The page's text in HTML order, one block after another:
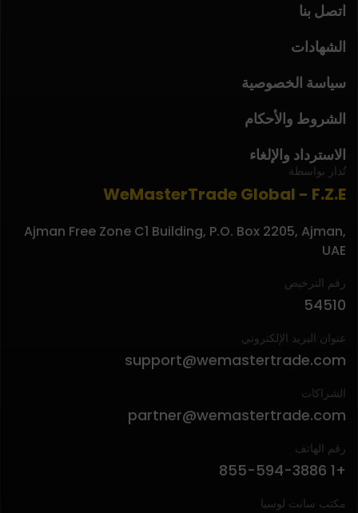
تُدار بواسطة
WeMasterTrade Global - F.Z.E
Ajman Free Zone C1 Building, P.O. Box 2205, Ajman,
UAE
رقم الترخيص
54510
عنوان البريد الإلكتروني
support@wemastertrade.com
الشراكات
partner@wemastertrade.com
رقم الهاتف
+1 855-594-3886
مكتب سانت لوسيا
اتصل بنا
الشهادات
سياسة الخصوصية
الشروط والأحكام
الاسترداد والإلغاء